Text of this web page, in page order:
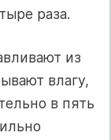
раза.
из
влагу,
в пять